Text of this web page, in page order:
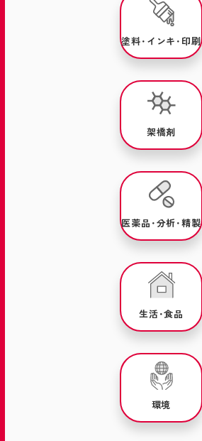
塗料･インキ･印刷
架橋剤
医薬品･分析･精製
生活･食品
環境